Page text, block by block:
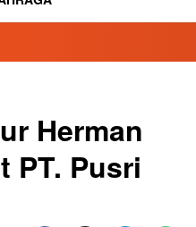
Herman
PT. Pusri